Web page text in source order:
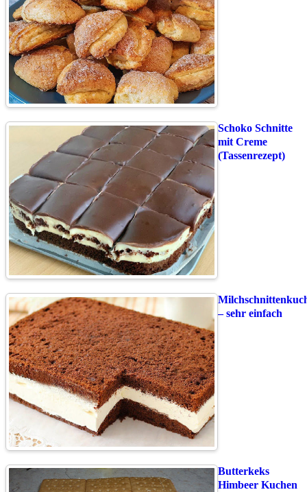
Schoko Schnitte
mit Creme
(Tassenrezept)
– sehr einfach
Butterkeks
Himbeer Kuchen